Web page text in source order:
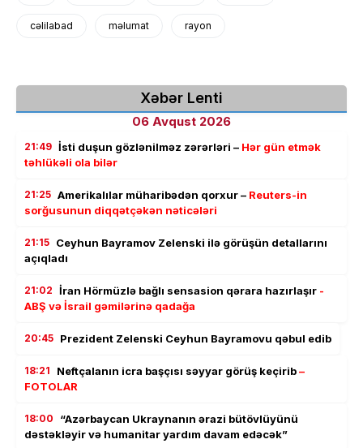
cəlilabad məlumat rayon
Xəbər Lenti
06 Avqust 2026
21:49 İsti duşun gözlənilməz zərərləri – Hər gün etmək
təhlükəli ola bilər
21:25 Amerikalılar müharibədən qorxur – Reuters-in
sorğusunun diqqətçəkən nəticələri
21:15 Ceyhun Bayramov Zelenski ilə görüşün detallarını
açıqladı
21:02 İran Hörmüzlə bağlı sensasion qərara hazırlaşır -
ABŞ və İsrail gəmilərinə qadağa
20:45 Prezident Zelenski Ceyhun Bayramovu qəbul edib
18:21 Neftçalanın icra başçısı səyyar görüş keçirib–
FOTOLAR
18:00
“Azərbaycan Ukraynanın ərazi bütövlüyünü
dəstəkləyir və humanitar yardım davam edəcək”